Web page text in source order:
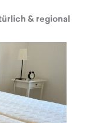
& regional